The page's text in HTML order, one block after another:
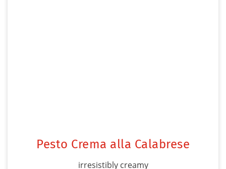
Pesto Crema alla Calabrese
irresistibly creamy